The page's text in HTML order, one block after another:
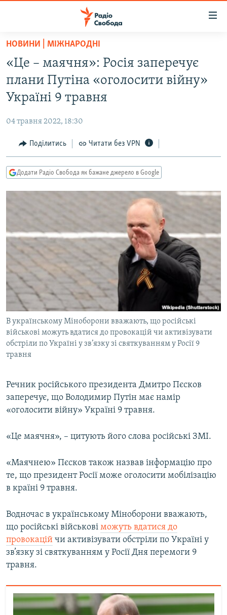
Перейти
основного
матеріалу
Перейти
до
основної
навігації
Перейти
до
пошуку
ВСЕ ЗА ДОБУ
СТАТТІ
ЕКОНОМІКА
СУСПІЛЬСТВО
СВІТ
РОСІЙСЬКА «ФІЛЬТРАЦІЯ»
ДОНБАС.РЕАЛІЇ
ТИ ЯК?
КИТАЙ.ВИКЛИКИ
МУЛЬТИМЕДІА
ФОТО
СПЕЦПРОЄКТИ
ПОДКАСТИ
КРИМ РЕАЛІЇ
РУС
УКР
ДОЛУЧАЙСЯ!
Усі сайти RFE/RL
НОВИНИ | МІЖНАРОДНІ
«Це – маячня»: Росія заперечує
плани Путіна «оголосити війну»
Україні 9 травня
04 травня 2022, 18:30
Поділитись Читати без VPN
Додати Радіо Свобода як бажане джерело в Google
В українському Міноборони вважають, що російські
військові можуть вдатися до провокацій чи активізувати
обстріли по Україні у зв’язку зі святкуванням у Росії 9
травня
Речник російського президента Дмитро Пєсков
заперечує, що Володимир Путін має намір
«оголосити війну» Україні 9 травня.
«Це маячня», – цитують його слова російські ЗМІ.
«Маячнею» Пєсков також назвав інформацію про
те, що президент Росії може оголосити мобілізацію
в країні 9 травня.
Водночас в українському Міноборони вважають,
що російські військові можуть вдатися до
провокацій чи активізувати обстріли по Україні у
зв’язку зі святкуванням у Росії Дня перемоги 9
травня.